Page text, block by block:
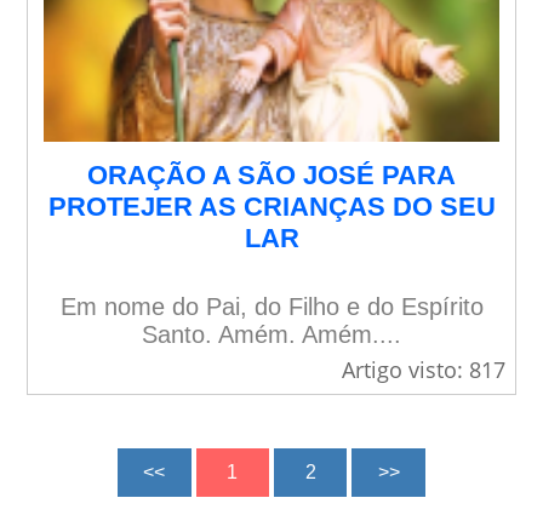
ORAÇÃO A SÃO JOSÉ PARA
PROTEJER AS CRIANÇAS DO SEU
LAR
Em nome do Pai, do Filho e do Espírito
Santo. Amém. Amém....
Artigo visto: 817